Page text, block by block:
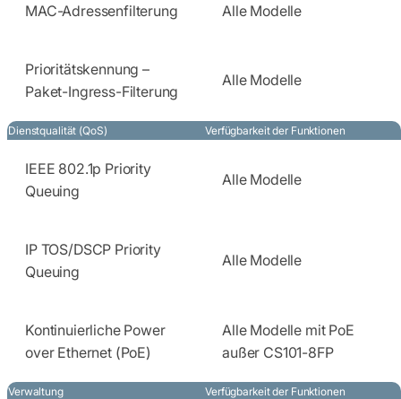
MAC-Adressenfilterung Alle Modelle
Prioritätskennung –
Paket-Ingress-Filterung
Alle Modelle
Dienstqualität (QoS) Verfügbarkeit der Funktionen
IEEE 802.1p Priority
Queuing
Alle Modelle
IP TOS/DSCP Priority
Queuing
Alle Modelle
Kontinuierliche Power
over Ethernet (PoE)
Alle Modelle mit PoE
außer CS101-8FP
Verwaltung Verfügbarkeit der Funktionen